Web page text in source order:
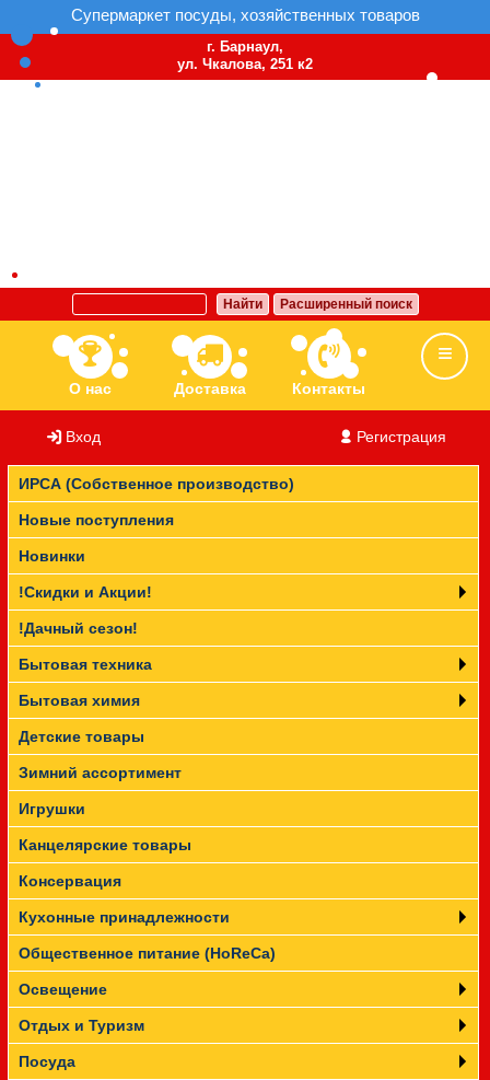
Супермаркет посуды, хозяйственных товаров
г. Барнаул,
ул. Чкалова, 251 к2
Найти Расширенный поиск
О нас Доставка Контакты
Ассортимент Бренды Вакансии
Прайс-лист
Вход Регистрация
ИРСА (Собственное производство)
Новые поступления
Новинки
!Скидки и Акции!
!Дачный сезон!
Бытовая техника
Бытовая химия
Детские товары
Зимний ассортимент
Игрушки
Канцелярские товары
Консервация
Кухонные принадлежности
Общественное питание (HoReCa)
Освещение
Отдых и Туризм
Посуда